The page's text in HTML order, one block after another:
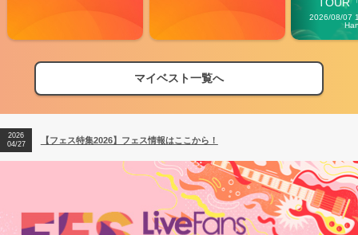
2026/08/07
マイベスト一覧へ
【フェス特集2026】フェス情報はここから！
【ライブ動員ランキング】2026年上半期編発表！
2026
04/27
【フェス特集2026】フェス情報はここから！
2026
【ライブ動員ランキング】2026年上半期編発表！